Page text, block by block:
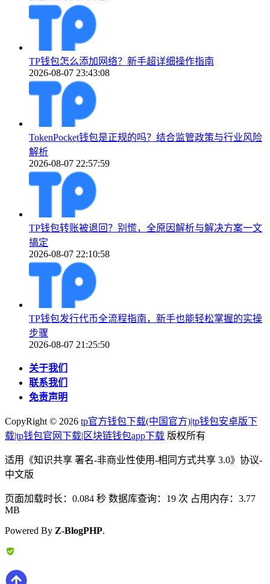
TP钱包怎么添加网络？新手超详细操作指南
2026-08-07 23:43:08
TokenPocket钱包是正规的吗？结合监管政策与行业风险
解析
2026-08-07 22:57:59
TP钱包转账被退回？别慌，全原因解析与解决方案一文
搞定
2026-08-07 22:10:58
TP钱包发行代币全流程指南，新手也能轻松掌握的实操
步骤
2026-08-07 21:25:50
关于我们
联系我们
免责声明
CopyRight © 2026 tp官方钱包下载(中国官方)|tp钱包安卓版下
载|tp钱包官网下载|区块链钱包app下载 版权所有
适用《知识共享 署名-非商业性使用-相同方式共享 3.0》协议-
中文版
页面加载时长：0.084 秒 数据库查询：19 次 占用内存：3.77
MB
Powered By Z-BlogPHP.